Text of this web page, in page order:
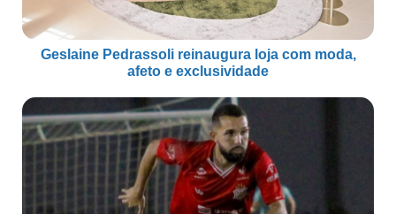
Geslaine Pedrassoli reinaugura loja com moda,
afeto e exclusividade